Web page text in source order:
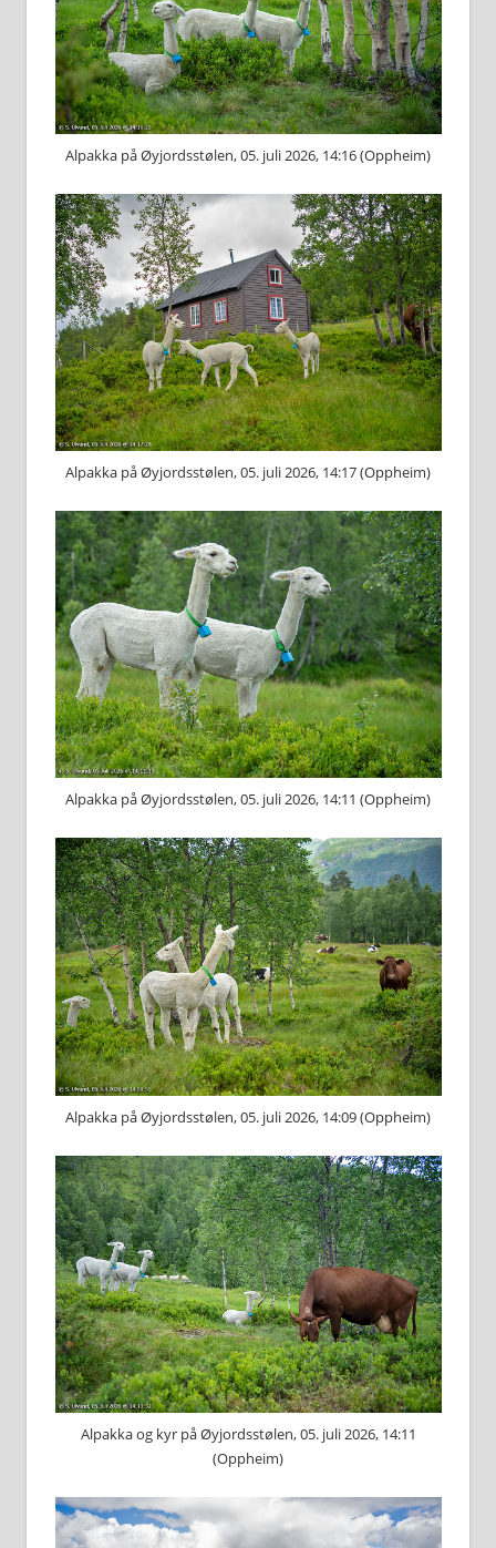
Alpakka på Øyjordsstølen, 05. juli 2026, 14:16 (Oppheim)
Alpakka på Øyjordsstølen, 05. juli 2026, 14:17 (Oppheim)
Alpakka på Øyjordsstølen, 05. juli 2026, 14:11 (Oppheim)
Alpakka på Øyjordsstølen, 05. juli 2026, 14:09 (Oppheim)
Alpakka og kyr på Øyjordsstølen, 05. juli 2026, 14:11
(Oppheim)